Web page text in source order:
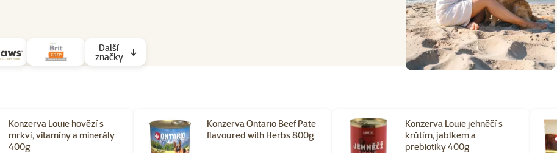
Další
značky
Konzerva Louie hovězí s
mrkví, vitamíny a minerály
400g
Konzerva Ontario Beef Pate
flavoured with Herbs 800g
Konzerva Louie jehněčí s
krůtím, jablkem a
prebiotiky 400g